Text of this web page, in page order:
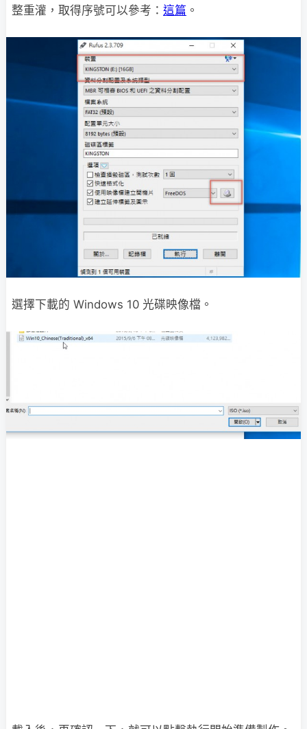
整重灌，取得序號可以參考： 這篇 。
選擇下載的 Windows 10 光碟映像檔。